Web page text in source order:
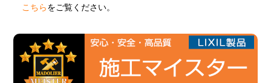
こちら をご覧ください。